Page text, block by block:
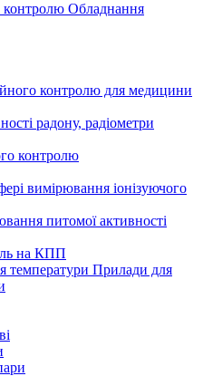
контролю Обладнання
контролю для медицини
радону, радіометри
контролю
вимірювання іонізуючого
питомої активності
на КПП
температури Прилади для